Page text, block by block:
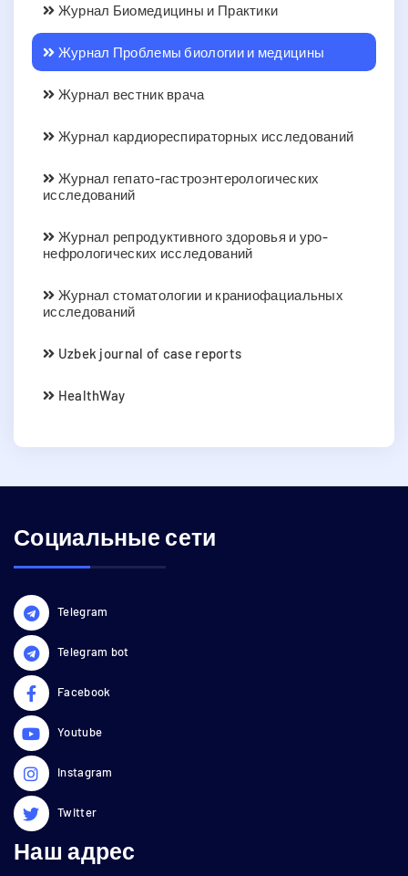
Журнал Биомедицины и Практики
Журнал Проблемы биологии и медицины
Журнал вестник врача
Журнал кардиореспираторных исследований
Журнал гепато-гастроэнтерологических
исследований
Журнал репродуктивного здоровья и уро-
нефрологических исследований
Журнал стоматологии и краниофациальных
исследований
Uzbek journal of case reports
HealthWay
Социальные сети
Telegram
Telegram bot
Facebook
Youtube
Instagram
Twitter
Наш адрес